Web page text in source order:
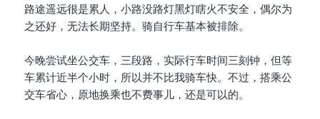
路途遥远很是累人，小路没路灯黑灯瞎火不安全，偶尔为
之还好，无法长期坚持。骑自行车基本被排除。
今晚尝试坐公交车，三段路，实际行车时间三刻钟，但等
车累计近半个小时，所以并不比我骑车快。不过，搭乘公
交车省心，原地换乘也不费事儿，还是可以的。